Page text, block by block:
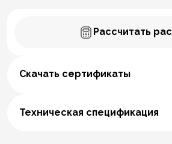
Рассчитать
Скачать сертификаты
Техническая спецификация